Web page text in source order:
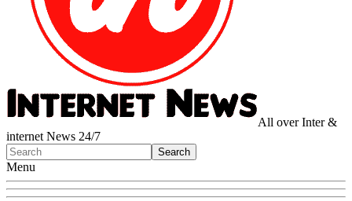
All over Inter &
internet News 24/7
Menu